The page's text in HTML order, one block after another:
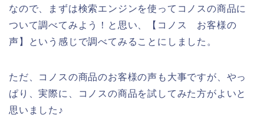
なので、まずは検索エンジンを使ってコノスの商品に
ついて調べてみよう！と思い、【コノス お客様の
声】という感じで調べてみることにしました。
ただ、コノスの商品のお客様の声も大事ですが、やっ
ぱり、実際に、コノスの商品を試してみた方がよいと
思いました♪